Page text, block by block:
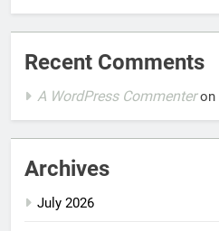
Recent Comments
A WordPress Commenteron
Archives
July 2026